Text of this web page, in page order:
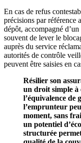
En cas de refus
précisions par référence
dépôt, accompagné
souvent de lever le
auprès du service
autorités de contrôle
peuvent être saisies en
Résilier son
un droit simple à
l’équivalence de
l’emprunteur
moment, sans
un potentiel
structurée